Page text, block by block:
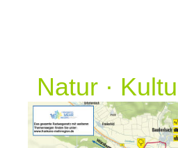
Natur ·